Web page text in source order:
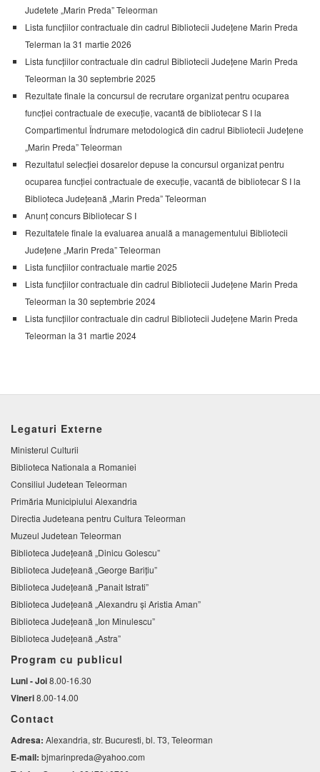
Judetete „Marin Preda” Teleorman
Lista funcțiilor contractuale din cadrul Bibliotecii Județene Marin Preda
Telerman la 31 martie 2026
Lista funcțiilor contractuale din cadrul Bibliotecii Județene Marin Preda
Teleorman la 30 septembrie 2025
Rezultate finale la concursul de recrutare organizat pentru ocuparea
funcției contractuale de execuție, vacantă de bibliotecar S I la
Compartimentul Îndrumare metodologică din cadrul Bibliotecii Județene
„Marin Preda” Teleorman
Rezultatul selecției dosarelor depuse la concursul organizat pentru
ocuparea funcției contractuale de execuție, vacantă de bibliotecar S I la
Biblioteca Județeană „Marin Preda” Teleorman
Anunț concurs Bibliotecar S I
Rezultatele finale la evaluarea anuală a managementului Bibliotecii
Județene „Marin Preda” Teleorman
Lista funcțiilor contractuale martie 2025
Lista funcțiilor contractuale din cadrul Bibliotecii Județene Marin Preda
Teleorman la 30 septembrie 2024
Lista funcțiilor contractuale din cadrul Bibliotecii Județene Marin Preda
Teleorman la 31 martie 2024
Legaturi Externe
Ministerul Culturii
Biblioteca Nationala a Romaniei
Consiliul Judetean Teleorman
Primăria Municipiului Alexandria
Directia Judeteana pentru Cultura Teleorman
Muzeul Judetean Teleorman
Biblioteca Judeţeană „Dinicu Golescu”
Biblioteca Județeană „George Barițiu”
Biblioteca Judeţeană „Panait Istrati”
Biblioteca Judeţeană „Alexandru şi Aristia Aman”
Biblioteca Judeţeană „Ion Minulescu”
Biblioteca Județeană „Astra”
Program cu publicul
Luni - Joi8.00-16.30
Vineri8.00-14.00
Contact
Adresa: Alexandria, str. Bucuresti, bl. T3, Teleorman
E-mail: bjmarinpreda@yahoo.com